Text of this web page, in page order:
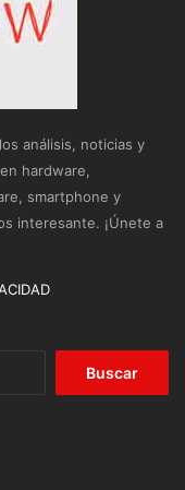
análisis, noticias y
hardware,
smartphone y
interesante. ¡Únete a